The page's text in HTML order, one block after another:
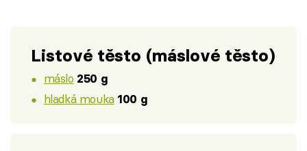
Listové těsto (máslové těsto)
máslo 250 g
hladká mouka 100 g